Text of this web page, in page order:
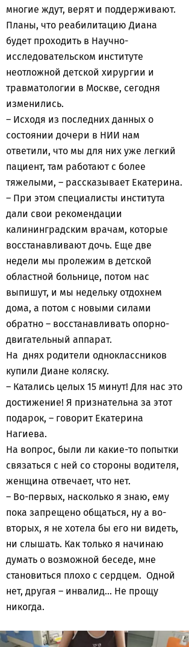
многие ждут, верят и поддерживают.
Планы, что реабилитацию Диана
будет проходить в Научно-
исследовательском институте
неотложной детской хирургии и
травматологии в Москве, сегодня
изменились.
– Исходя из последних данных о
состоянии дочери в НИИ нам
ответили, что мы для них уже легкий
пациент, там работают с более
тяжелыми, – рассказывает Екатерина.
– При этом специалисты института
дали свои рекомендации
калининградским врачам, которые
восстанавливают дочь. Еще две
недели мы пролежим в детской
областной больнице, потом нас
выпишут, и мы недельку отдохнем
дома, а потом с новыми силами
обратно – восстанавливать опорно-
двигательный аппарат.
На днях родители одноклассников
купили Диане коляску.
– Катались целых 15 минут! Для нас это
достижение! Я признательна за этот
подарок, – говорит Екатерина
Нагиева.
На вопрос, были ли какие-то попытки
связаться с ней со стороны водителя,
женщина отвечает, что нет.
– Во-первых, насколько я знаю, ему
пока запрещено общаться, ну а во-
вторых, я не хотела бы его ни видеть,
ни слышать. Как только я начинаю
думать о возможной беседе, мне
становиться плохо с сердцем. Одной
нет, другая – инвалид… Не прощу
никогда.